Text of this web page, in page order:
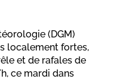
(DGM)
localement fortes,
et de rafales de
ce mardi dans